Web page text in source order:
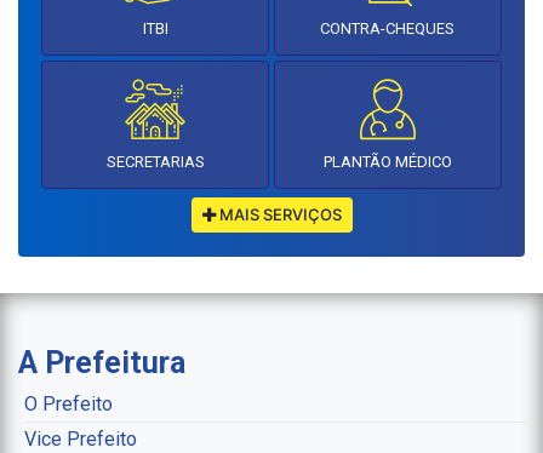
ITBI CONTRA-CHEQUES
SECRETARIAS PLANTÃO MÉDICO
MAIS SERVIÇOS
A Prefeitura
O Prefeito
Vice Prefeito